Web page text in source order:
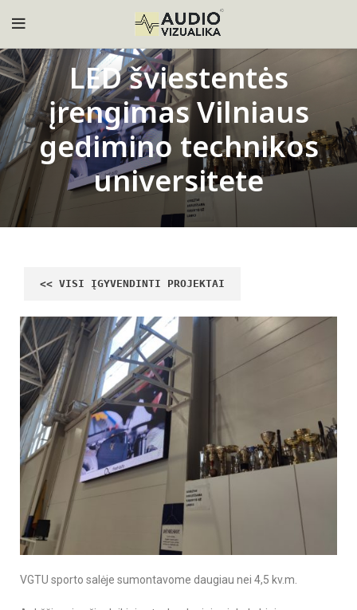
LED šviestentės
įrengimas Vilniaus
gedimino technikos
universitete
VGTU sporto salėje sumontavome daugiau nei 4,5 kv.m.